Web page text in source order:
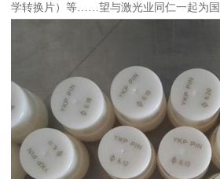
学转换片）等……望与激光业同仁一起为